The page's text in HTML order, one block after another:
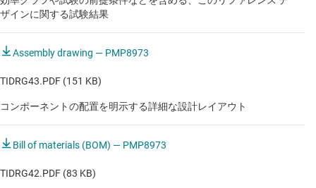
包括的権限デジタル・エンジン制御 (FADEC)
ザインに関する試験結果
Assembly drawing — PMP8973
TIDRG43.PDF (151 KB)
コンポーネントの配置を明示する詳細な設計レイアウト
Bill of materials (BOM) — PMP8973
TIDRG42.PDF (83 KB)